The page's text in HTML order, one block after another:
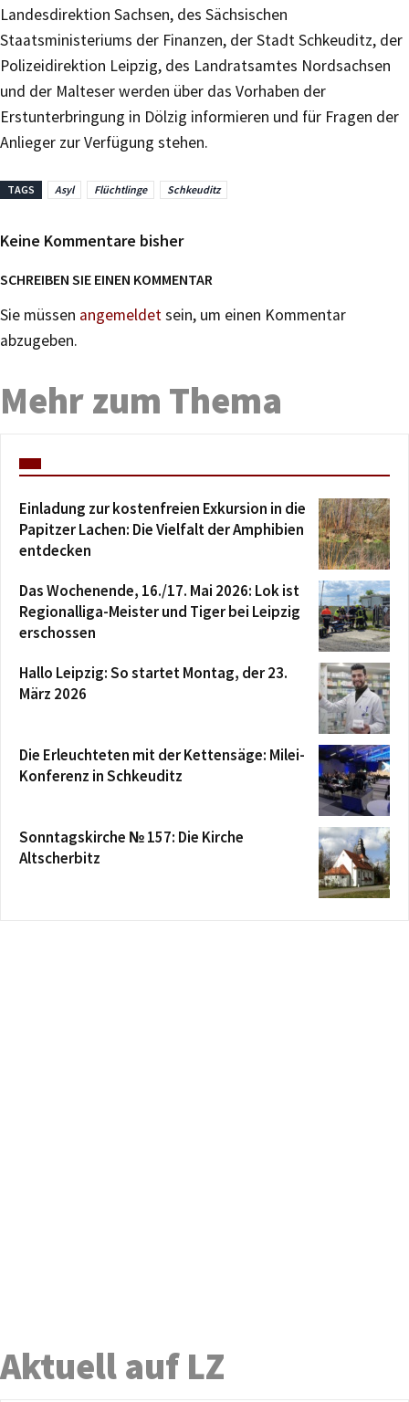
Landesdirektion Sachsen, des Sächsischen
Staatsministeriums der Finanzen, der Stadt Schkeuditz, der
Polizeidirektion Leipzig, des Landratsamtes Nordsachsen
und der Malteser werden über das Vorhaben der
Erstunterbringung in Dölzig informieren und für Fragen der
Anlieger zur Verfügung stehen.
TAGS Asyl Flüchtlinge Schkeuditz
Keine Kommentare bisher
SCHREIBEN SIE EINEN KOMMENTAR
Sie müssen angemeldetsein, um einen Kommentar
abzugeben.
Mehr zum Thema
Einladung zur kostenfreien Exkursion in die
Papitzer Lachen: Die Vielfalt der Amphibien
entdecken
Das Wochenende, 16./17. Mai 2026: Lok ist
Regionalliga-Meister und Tiger bei Leipzig
erschossen
Hallo Leipzig: So startet Montag, der 23.
März 2026
Die Erleuchteten mit der Kettensäge: Milei-
Konferenz in Schkeuditz
Sonntagskirche № 157: Die Kirche
Altscherbitz
Aktuell auf LZ